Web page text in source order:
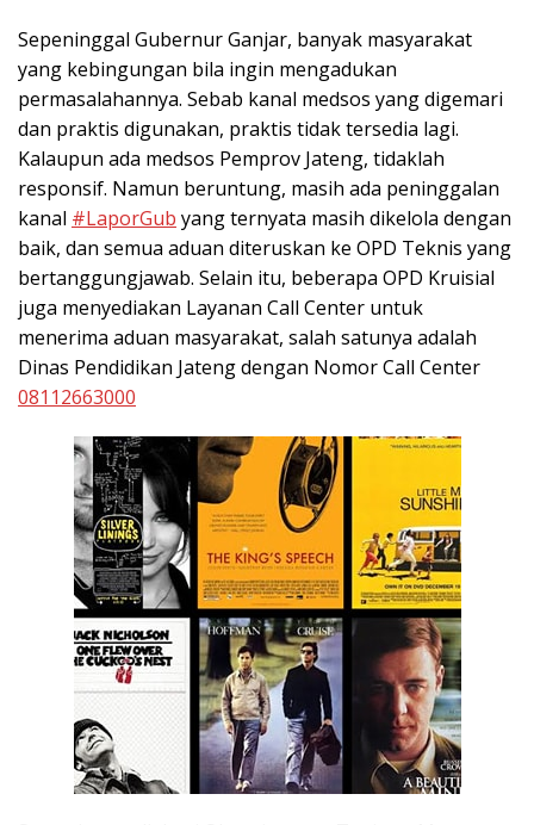
Sepeninggal Gubernur Ganjar, banyak masyarakat
yang kebingungan bila ingin mengadukan
permasalahannya. Sebab kanal medsos yang digemari
dan praktis digunakan, praktis tidak tersedia lagi.
Kalaupun ada medsos Pemprov Jateng, tidaklah
responsif. Namun beruntung, masih ada peninggalan
kanal #LaporGub yang ternyata masih dikelola dengan
baik, dan semua aduan diteruskan ke OPD Teknis yang
bertanggungjawab. Selain itu, beberapa OPD Kruisial
juga menyediakan Layanan Call Center untuk
menerima aduan masyarakat, salah satunya adalah
Dinas Pendidikan Jateng dengan Nomor Call Center
08112663000